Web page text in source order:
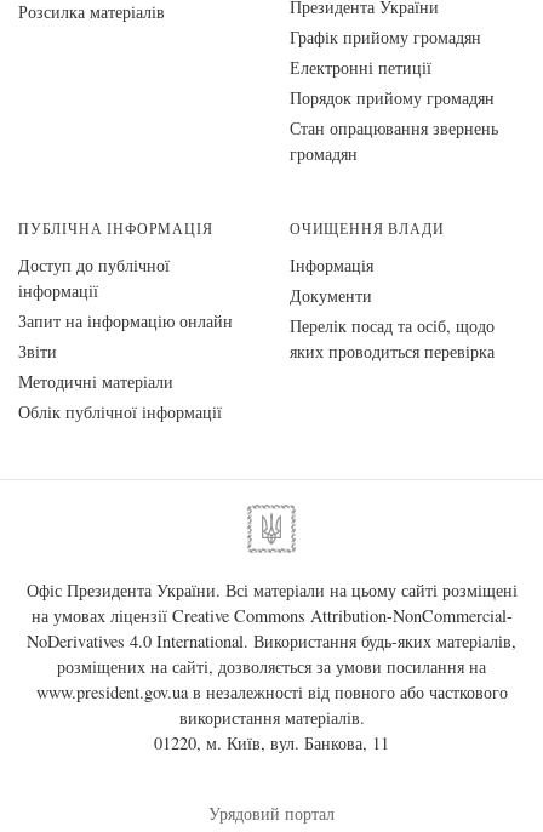
Розсилка матеріалів
Президента України
Графік прийому громадян
Електронні петиції
Порядок прийому громадян
Стан опрацювання звернень
громадян
ПУБЛІЧНА ІНФОРМАЦІЯ
Доступ до публічної
інформації
Запит на інформацію онлайн
Звіти
Методичні матеріали
Облік публічної інформації
ОЧИЩЕННЯ ВЛАДИ
Інформація
Документи
Перелік посад та осіб, щодо
яких проводиться перевірка
Офіс Президента України. Всі матеріали на цьому сайті розміщені
на умовах ліцензії Creative Commons Attribution-NonCommercial-
NoDerivatives 4.0 International. Використання будь-яких матеріалів,
розміщених на сайті, дозволяється за умови посилання на
www.president.gov.uaв незалежності від повного або часткового
використання матеріалів.
01220, м. Київ, вул. Банкова, 11
Урядовий портал